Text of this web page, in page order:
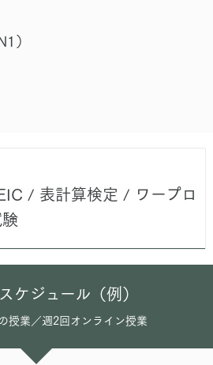
）
/ 表計算検定 / ワープロ
ケジュール（例）
授業／週2回オンライン授業